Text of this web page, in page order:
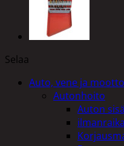
Selaa
Auto, vene ja
Autonhoito
Auton